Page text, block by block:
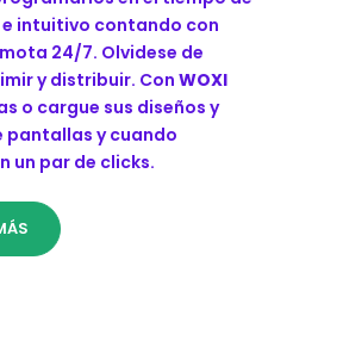
intuitivo contando con
24/7. Olvidese de
y distribuir. Con WOXI
o cargue sus diseños y
pantallas y cuando
un par de clicks.